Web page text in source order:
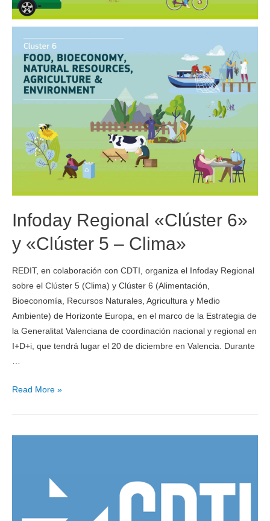
Infoday Regional «Clúster 6»
y «Clúster 5 – Clima»
REDIT, en colaboración con CDTI, organiza el Infoday Regional
sobre el Clúster 5 (Clima) y Clúster 6 (Alimentación,
Bioeconomía, Recursos Naturales, Agricultura y Medio
Ambiente) de Horizonte Europa, en el marco de la Estrategia de
la Generalitat Valenciana de coordinación nacional y regional en
I+D+i, que tendrá lugar el 20 de diciembre en Valencia. Durante
…
Read More »